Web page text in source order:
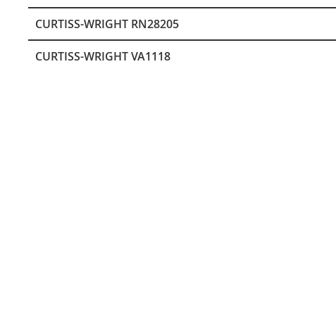
CURTISS-WRIGHT RN28205
CURTISS-WRIGHT VA1118